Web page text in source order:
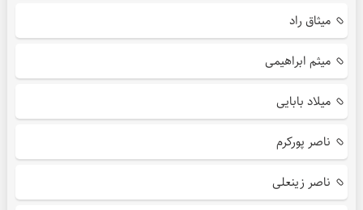
میثاق راد
میثم ابراهیمی
میلاد بابایی
ناصر پورکرم
ناصر زینعلی